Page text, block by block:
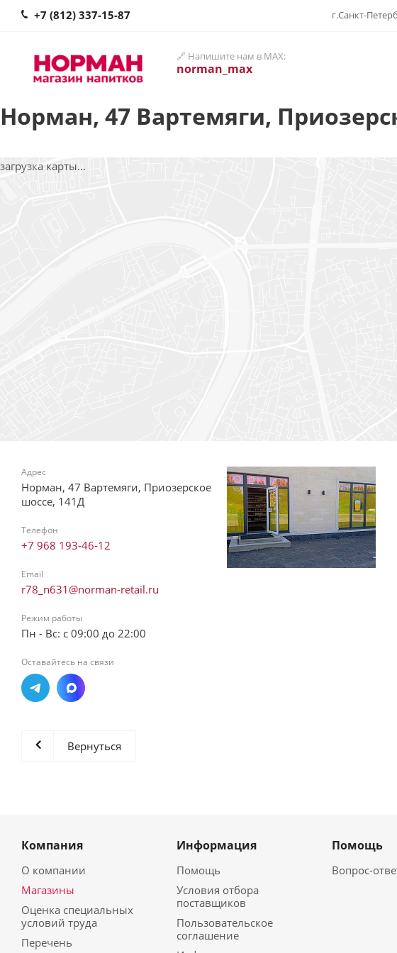
+7 (812) 337-15-87 г.Санкт-
🔗 Напишите нам в MAX:
norman_max
Норман, 47 Вартемяги,
загрузка карты...
Адрес
Норман, 47 Вартемяги, Приозерское
шоссе, 141Д
Телефон
+7 968 193-46-12
Email
r78_n631@norman-retail.ru
Режим работы
Пн - Вс: с 09:00 до 22:00
Оставайтесь на связи
Вернуться
Компания
О компании
Магазины
Оценка специальных
условий труда
Перечень
Информация
Помощь
Условия отбора
поставщиков
Пользовательское
соглашение
Помощь
Вопрос-